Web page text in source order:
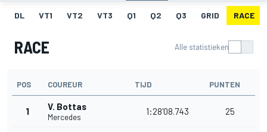
DL VT1 VT2 VT3 Q1 Q2 Q3 GRID RACE
RACE Alle statistieken
POS COUREUR TIJD PUNTEN
1 V. Bottas
Mercedes
1:28'08.743 25